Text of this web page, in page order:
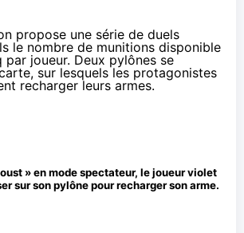
propose une série de duels
le nombre de munitions disponible
joueur. Deux pylônes se
sur lesquels les protagonistes
recharger leurs armes.
» en mode spectateur, le joueur violet
sur son pylône pour recharger son arme.